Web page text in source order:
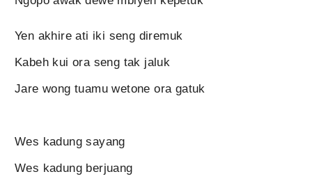
Yen akhire ati iki seng diremuk
Kabeh kui ora seng tak jaluk
Jare wong tuamu wetone ora gatuk
Wes kadung sayang
Wes kadung berjuang